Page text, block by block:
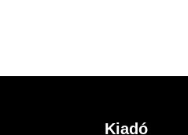
Kiadó